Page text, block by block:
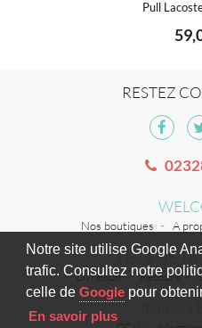
Notre site utilise Google
trafic. Consultez notre
celle de Googlepour
En savoir plus
Pull
RESTEZ
Nos boutiques A
LES + DE
Livraison Retours